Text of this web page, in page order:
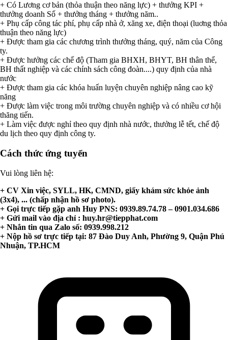
+ Có Lương cơ bản (thỏa thuận theo năng lực) + thưởng KPI +
thưởng doanh Số + thưởng tháng + thưởng năm..
+ Phụ cấp công tác phí, phụ cấp nhà ở, xăng xe, điện thoại (luơng thỏa
thuận theo năng lực)
+ Được tham gia các chương trình thưởng tháng, quý, năm của Công
ty.
+ Được hưởng các chế độ (Tham gia BHXH, BHYT, BH thân thể,
BH thất nghiệp và các chính sách công đoàn....) quy định của nhà
nước
+ Được tham gia các khóa huấn luyện chuyên nghiệp nâng cao kỹ
năng
+ Được làm việc trong môi trường chuyên nghiệp và có nhiều cơ hội
thăng tiến.
+ Làm việc được nghỉ theo quy định nhà nước, thưởng lễ tết, chế độ
du lịch theo quy định công ty.
Cách thức ứng tuyển
Vui lòng liên hệ:
+ CV Xin việc, SYLL, HK, CMND, giấy khám sức khỏe ảnh
(3x4), ... (chấp nhận hồ sơ photo).
+ Gọi trực tiếp gặp anh Huy PNS: 0939.89.74.78 – 0901.034.686
+ Gửi mail vào địa chỉ : huy.hr@tiepphat.com
+ Nhắn tin qua Zalo số: 0939.998.212
+ Nộp hồ sơ trực tiếp tại: 87 Đào Duy Anh, Phường 9, Quận Phú
Nhuận, TP.HCM